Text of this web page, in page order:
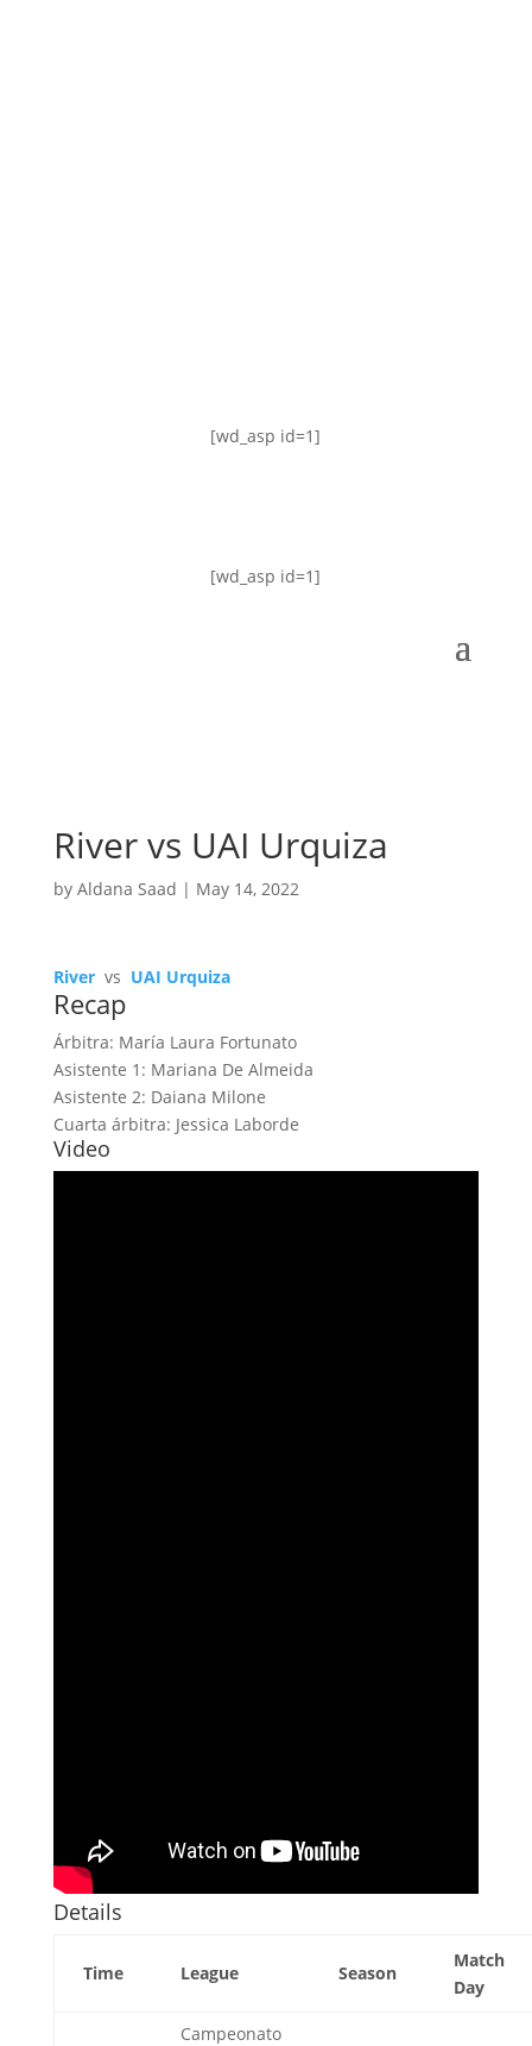
[wd_asp id=1]
[wd_asp id=1]
River vs UAI Urquiza
by Aldana Saad | May 14, 2022
River vs UAI Urquiza
Recap
Árbitra: María Laura Fortunato
Asistente 1: Mariana De Almeida
Asistente 2: Daiana Milone
Cuarta árbitra: Jessica Laborde
Video
Details
Time League Season
Match
Day
Campeonato